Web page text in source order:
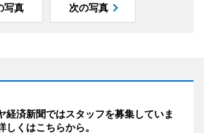
写真 次の写真
経済新聞ではスタッフを募集していま
しくはこちらから。